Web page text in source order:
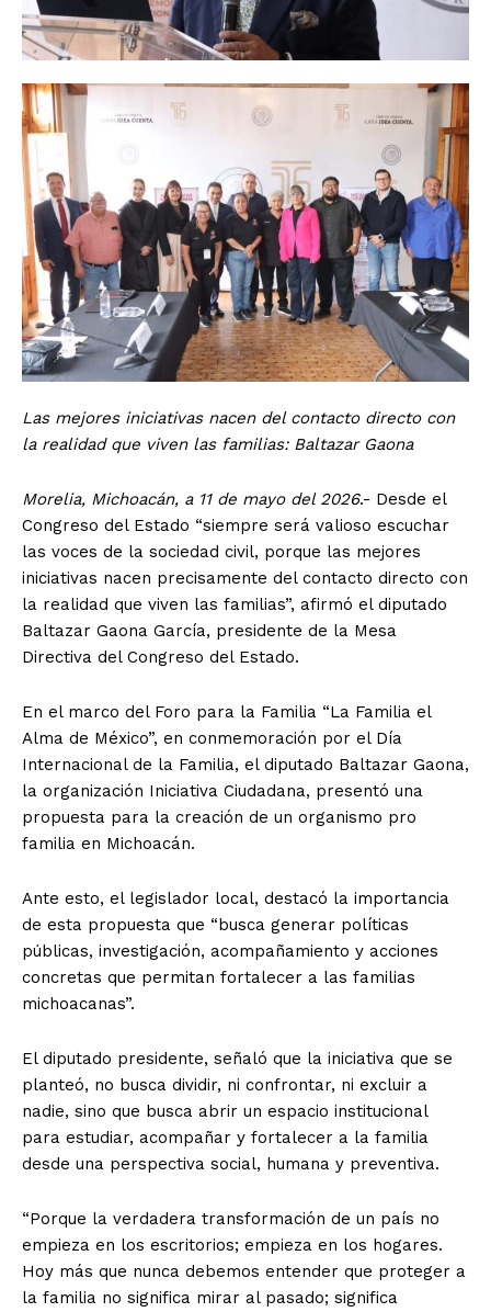
Las mejores iniciativas nacen del contacto directo con
la realidad que viven las familias: Baltazar Gaona
Morelia, Michoacán, a 11 de mayo del 2026.- Desde el
Congreso del Estado “siempre será valioso escuchar
las voces de la sociedad civil, porque las mejores
iniciativas nacen precisamente del contacto directo con
la realidad que viven las familias”, afirmó el diputado
Baltazar Gaona García, presidente de la Mesa
Directiva del Congreso del Estado.
En el marco del Foro para la Familia “La Familia el
Alma de México”, en conmemoración por el Día
Internacional de la Familia, el diputado Baltazar Gaona,
la organización Iniciativa Ciudadana, presentó una
propuesta para la creación de un organismo pro
familia en Michoacán.
Ante esto, el legislador local, destacó la importancia
de esta propuesta que “busca generar políticas
públicas, investigación, acompañamiento y acciones
concretas que permitan fortalecer a las familias
michoacanas”.
El diputado presidente, señaló que la iniciativa que se
planteó, no busca dividir, ni confrontar, ni excluir a
nadie, sino que busca abrir un espacio institucional
para estudiar, acompañar y fortalecer a la familia
desde una perspectiva social, humana y preventiva.
“Porque la verdadera transformación de un país no
empieza en los escritorios; empieza en los hogares.
Hoy más que nunca debemos entender que proteger a
la familia no significa mirar al pasado; significa